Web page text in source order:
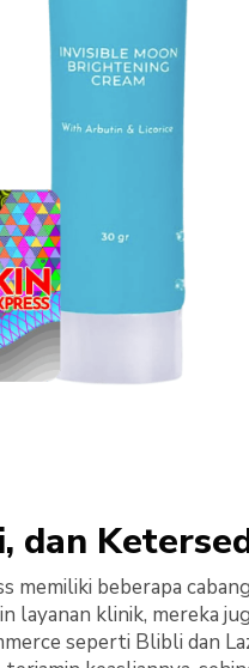
dan
memiliki beberapa
layanan klinik, mereka
seperti Blibli dan